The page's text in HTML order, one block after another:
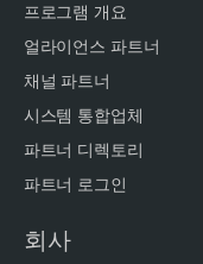
프로그램 개요
얼라이언스 파트너
채널 파트너
시스템 통합업체
파트너 디렉토리
파트너 로그인
회사